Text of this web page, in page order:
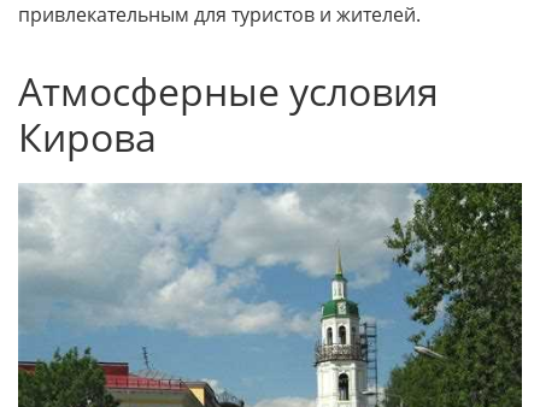
привлекательным для туристов и жителей.
Атмосферные условия
Кирова